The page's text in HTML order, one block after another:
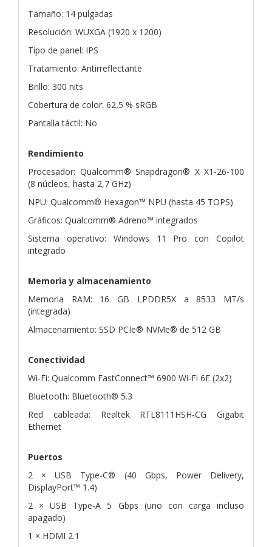
Tamaño: 14 pulgadas
Resolución: WUXGA (1920 x 1200)
Tipo de panel: IPS
Tratamiento: Antirreflectante
Brillo: 300 nits
Cobertura de color: 62,5 % sRGB
Pantalla táctil: No
Rendimiento
Procesador: Qualcomm® Snapdragon® X X1-26-100
(8 núcleos, hasta 2,7 GHz)
NPU: Qualcomm® Hexagon™ NPU (hasta 45 TOPS)
Gráficos: Qualcomm® Adreno™ integrados
Sistema operativo: Windows 11 Pro con Copilot
integrado
Memoria y almacenamiento
Memoria RAM: 16 GB LPDDR5X a 8533 MT/s
(integrada)
Almacenamiento: SSD PCIe® NVMe® de 512 GB
Conectividad
Wi-Fi: Qualcomm FastConnect™ 6900 Wi-Fi 6E (2x2)
Bluetooth: Bluetooth® 5.3
Red cableada: Realtek RTL8111HSH-CG Gigabit
Ethernet
Puertos
2 × USB Type-C® (40 Gbps, Power Delivery,
DisplayPort™ 1.4)
2 × USB Type-A 5 Gbps (uno con carga incluso
apagado)
1 × HDMI 2.1